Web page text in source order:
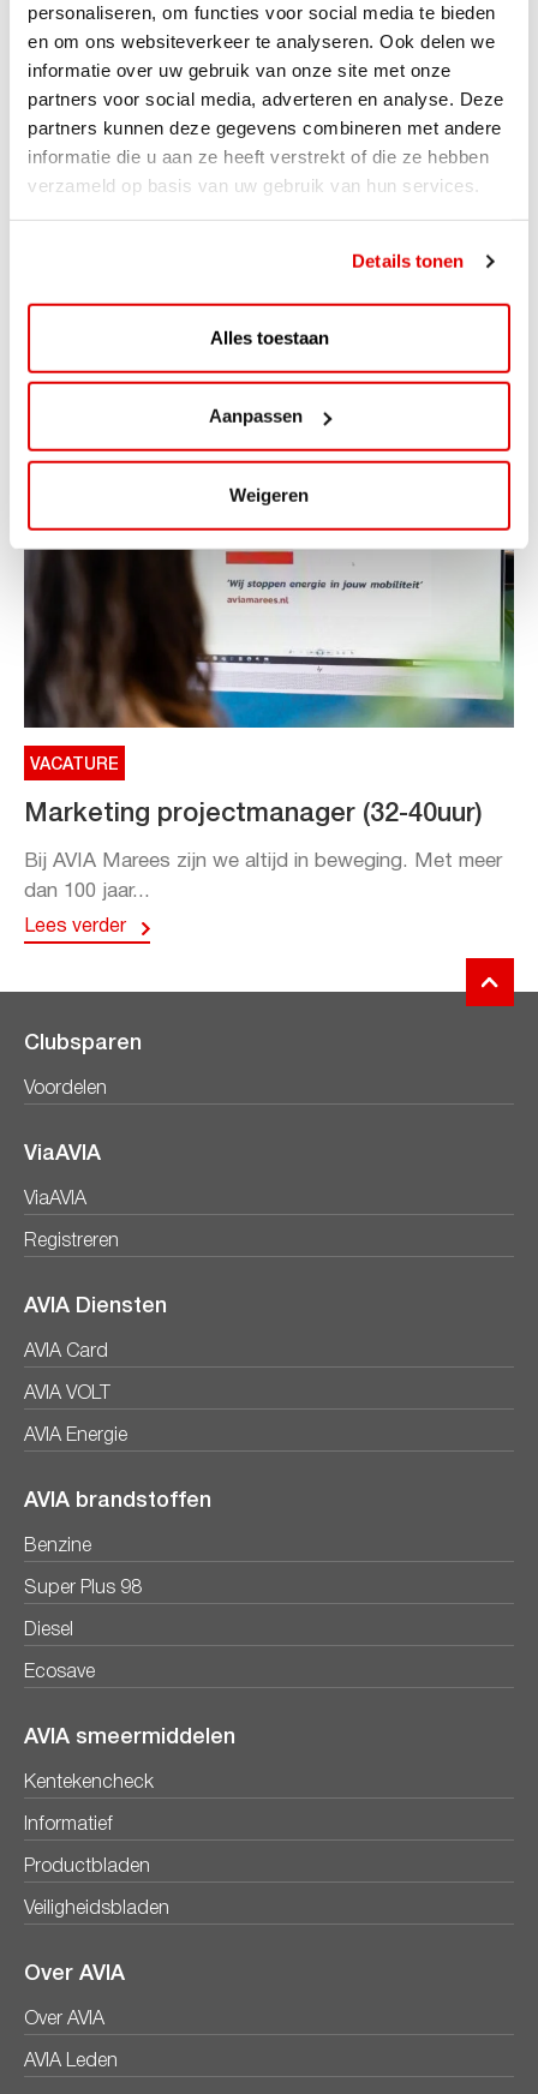
personaliseren, om functies voor social media te bieden
en om ons websiteverkeer te analyseren. Ook delen we
informatie over uw gebruik van onze site met onze
partners voor social media, adverteren en analyse. Deze
partners kunnen deze gegevens combineren met andere
informatie die u aan ze heeft verstrekt of die ze hebben
verzameld op basis van uw gebruik van hun services.
Details tonen
Alles toestaan
Aanpassen
Weigeren
ACTIE
Lees verder
VACATURE
Marketing projectmanager (32-40uur)
Bij AVIA Marees zijn we altijd in beweging. Met meer
dan 100 jaar...
Lees verder
Clubsparen
Voordelen
ViaAVIA
ViaAVIA
Registreren
AVIA Diensten
AVIA Card
AVIA VOLT
AVIA Energie
AVIA brandstoffen
Benzine
Super Plus 98
Diesel
Ecosave
AVIA smeermiddelen
Kentekencheck
Informatief
Productbladen
Veiligheidsbladen
Over AVIA
Over AVIA
AVIA Leden